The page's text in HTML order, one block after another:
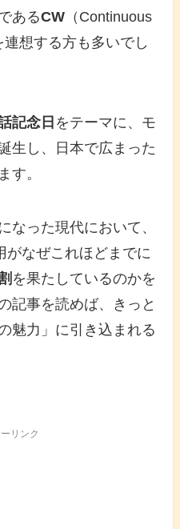
あるCW （Continuous
連想する方も多いでし
記念日 をテーマに、モ
生し、日本で広まった
す。
なった現代において、
がなぜこれほどまでに
を果たしているのかを
記事を読めば、きっと
魅力」に引き込まれる
リンク